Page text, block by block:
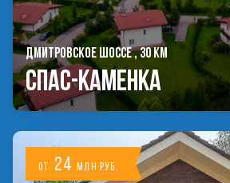
ДМИТРОВСКОЕ ШОССЕ , 30 КМ
Спас-Каменка
от 24млн руб.